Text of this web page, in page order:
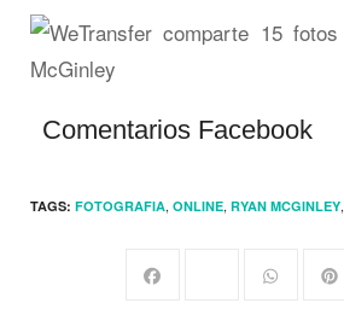
Comentarios Facebook
TAGS: FOTOGRAFIA, ONLINE, RYAN MCGINLEY,